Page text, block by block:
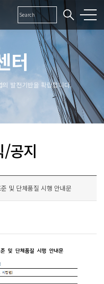
터
발전기반을 확립합니다.
/공지
및 단체품질 시행 안내문